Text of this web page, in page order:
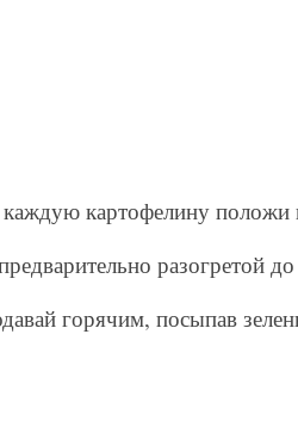
картофелину положи
разогретой
горячим, посыпав